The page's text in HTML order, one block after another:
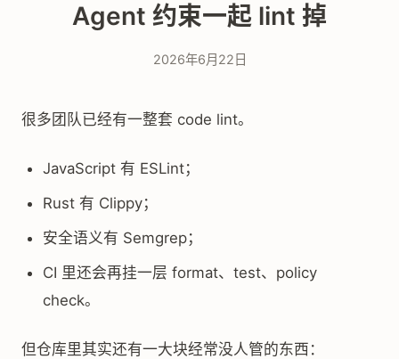
Agent 约束一起 lint 掉
2026年6月22日
很多团队已经有一整套 code lint。
JavaScript 有 ESLint；
Rust 有 Clippy；
安全语义有 Semgrep；
CI 里还会再挂一层 format、test、policy
check。
但仓库里其实还有一大块经常没人管的东西：